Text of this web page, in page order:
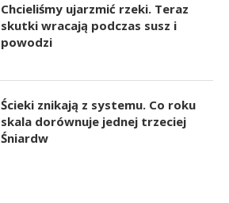
Chcieliśmy ujarzmić rzeki. Teraz
skutki wracają podczas susz i
powodzi
Ścieki znikają z systemu. Co roku
skala dorównuje jednej trzeciej
Śniardw